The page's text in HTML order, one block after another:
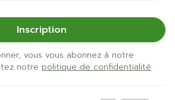
Inscription
vous vous abonnez à notre
notre politique de confidentialité.